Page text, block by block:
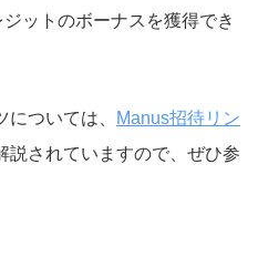
ットのボーナスを獲得でき
ついては、
Manus招待リン
説されていますので、ぜひ参